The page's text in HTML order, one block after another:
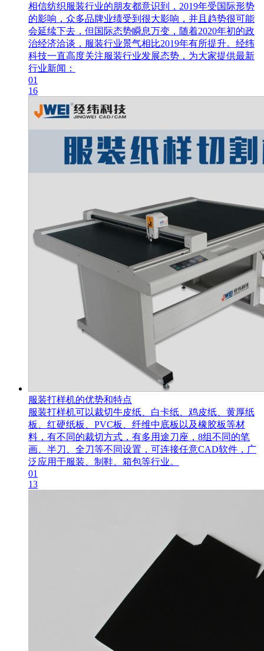
相信纺织服装行业的朋友都意识到，2019年受国际形势
的影响，众多品牌业绩受到很大影响，并且趋势很可能
会延续下去，但国际态势瞬息万变，随着2020年初的政
治经济洽谈，服装行业景气相比2019年有所提升。经纬
科技一直高度关注服装行业发展态势，为大家提供最新
行业新闻：
01
16
服装打样机的优势和特点
服装打样机可以裁切牛皮纸、白卡纸、鸡皮纸、黄厚纸
板、红硬纸板、PVC板、纤维中底板以及橡胶板等材
料，有不同的裁切方式，有多用途刀座，8组不同的笔
画、半刀、全刀等不同设置，可连接任意CAD软件，广
泛应用于服装、制鞋、箱包等行业。
01
13